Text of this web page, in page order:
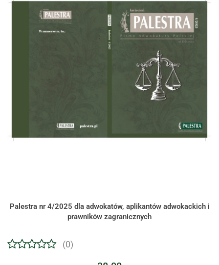
Palestra nr 4/2025 dla adwokatów, aplikantów adwokackich i
prawników zagranicznych
(0)